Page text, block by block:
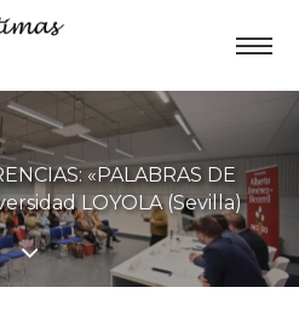
«PALABRAS DE
LOYOLA (Sevilla)